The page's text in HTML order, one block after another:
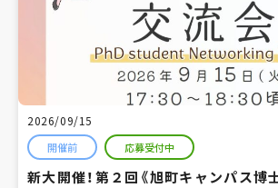
2026/09/15
開催前 応募受付中
新大開催！第２回《旭町キャンパス博